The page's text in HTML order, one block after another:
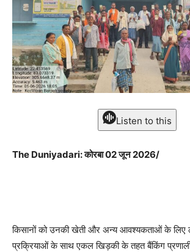
Listen to this
The Duniyadari: कोरबा 02 जून 2026/
किसानों को उनकी खेती और अन्य आवश्यकताओं के
प्रक्रियाओं के साथ एकल खिड़की के तहत बैंकिंग